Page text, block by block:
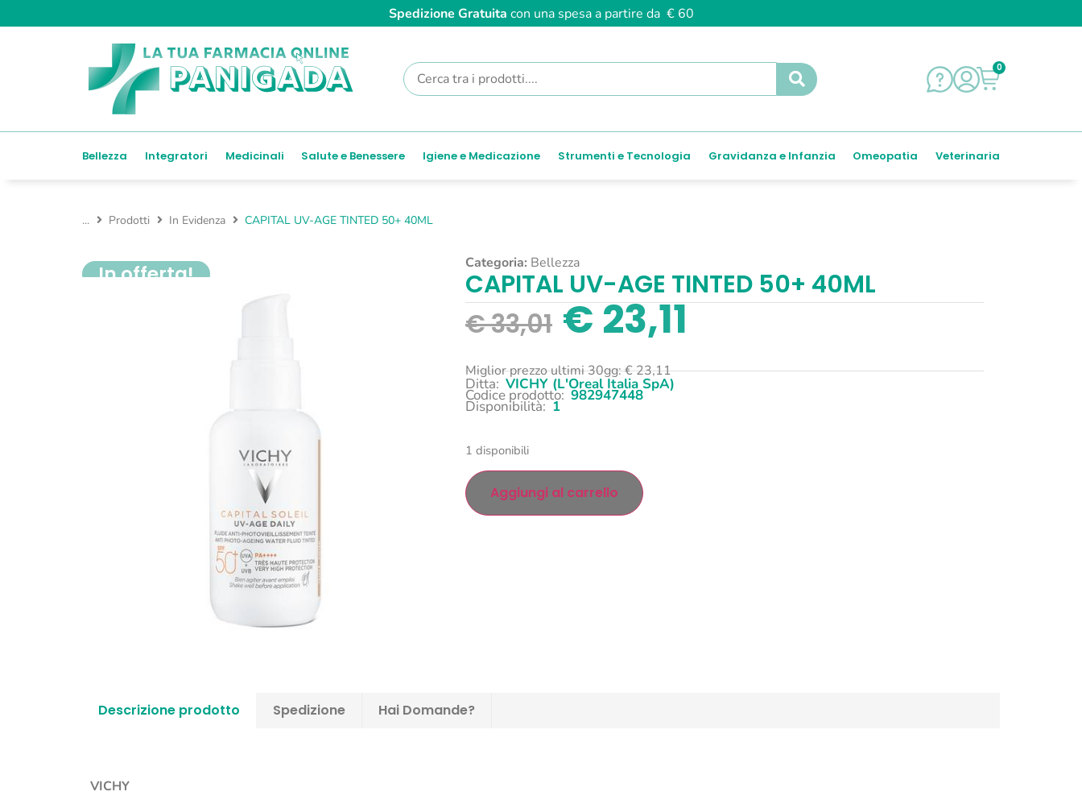
Spedizione Gratuita con una spesa a partire da € 60
0
Bellezza Integratori Medicinali Salute e Benessere Igiene e Medicazione Strumenti e Tecnologia Gravidanza e Infanzia Omeopatia Veterinaria
... Prodotti In Evidenza CAPITAL UV-AGE TINTED 50+ 40ML
In offerta! Categoria: Bellezza
CAPITAL UV-AGE TINTED 50+ 40ML
€33,01 €23,11
Miglior prezzo ultimi 30gg:€23,11
Ditta: VICHY (L'Oreal Italia SpA)
Codice prodotto: 982947448
Disponibilità: 1
1 disponibili
Aggiungi al carrello
Descrizione prodotto Spedizione Hai Domande?
VICHY